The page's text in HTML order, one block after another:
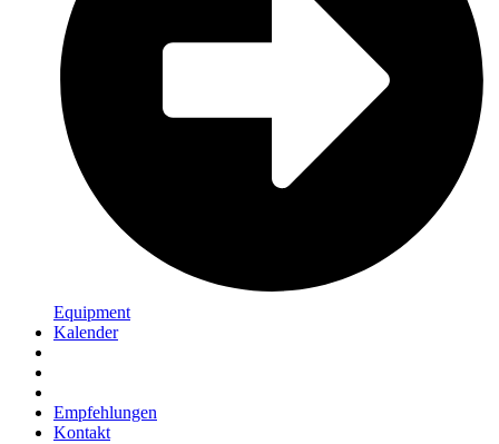
Equipment
Kalender
Empfehlungen
Kontakt